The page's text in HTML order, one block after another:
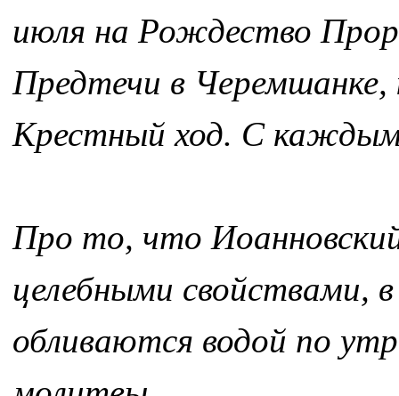
июля на Рождество
Предтечи в Черемшанке,
Крестный ход. С каждым
Про то, что
целебными свойствами,
обливаются водой по